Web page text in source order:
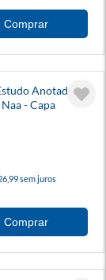
Anotada -
- Capa
sem juros